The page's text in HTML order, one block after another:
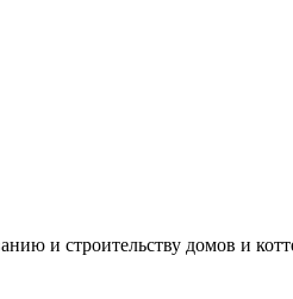
и строительству домов и